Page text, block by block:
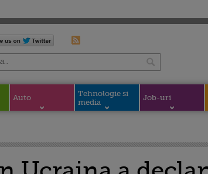
Auto
Tehnologie si
media
Job-uri